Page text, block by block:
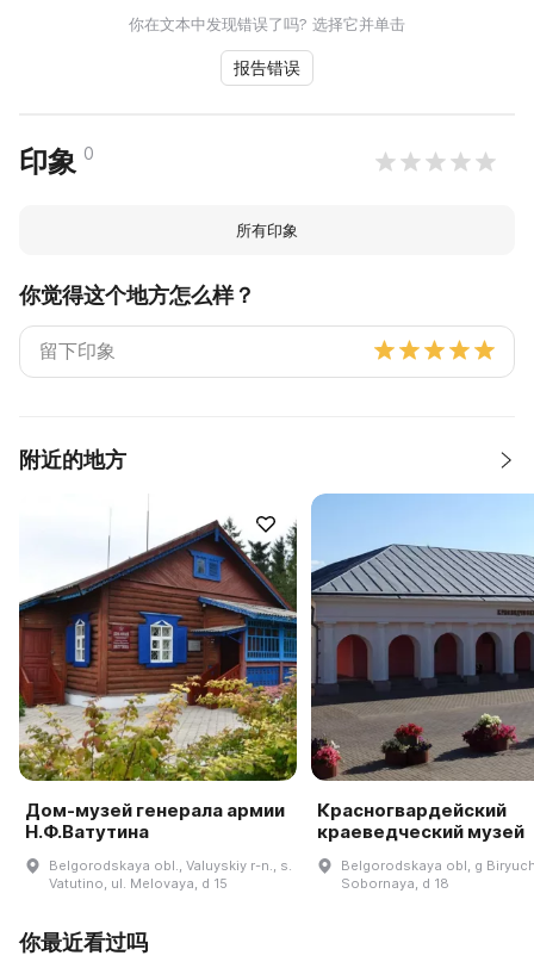
你在文本中发现错误了吗? 选择它并单击
报告错误
印象 0
所有印象
你觉得这个地方怎么样？
附近的地方
Дом-музей генерала армии
Н.Ф.Ватутина
Belgorodskaya obl., Valuyskiy r-n., s.
Vatutino, ul. Melovaya, d 15
Красногвардейский
краеведческий музей
Belgorodskaya obl, g
Sobornaya, d 18
你最近看过吗